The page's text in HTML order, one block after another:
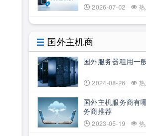
2026-07-02
国外主机商
国外服务器租用一
2024-08-26
国外主机服务商有
务商推荐
2023-05-19